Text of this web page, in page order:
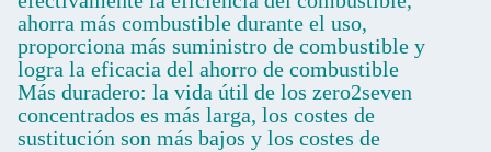
ahorra más combustible durante el uso,
proporciona más suministro de combustible y
logra la eficacia del ahorro de combustible
Más duradero: la vida útil de los zero2seven
concentrados es más larga, los costes de
sustitución son más bajos y los costes de